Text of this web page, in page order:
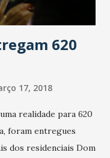
Brasil”, explica
620
17, 2018
realidade para 620
foram entregues
dos residenciais Dom